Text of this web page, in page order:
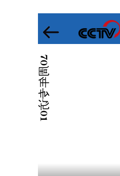
70周年专访01